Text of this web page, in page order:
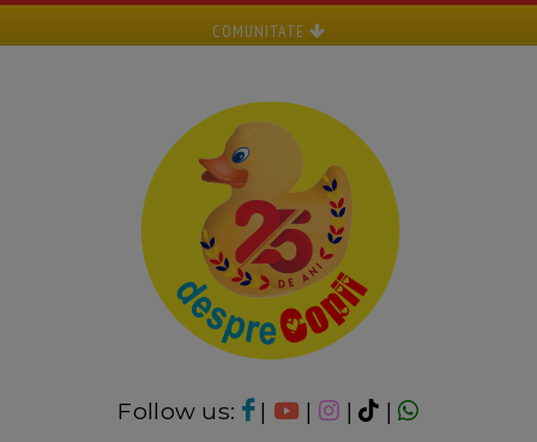
COMUNITATE
Follow us: | | |
|